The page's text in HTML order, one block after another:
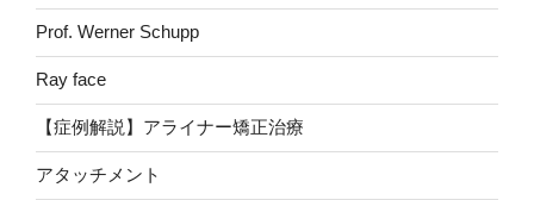
Prof. Werner Schupp
Ray face
【症例解説】アライナー矯正治療
アタッチメント